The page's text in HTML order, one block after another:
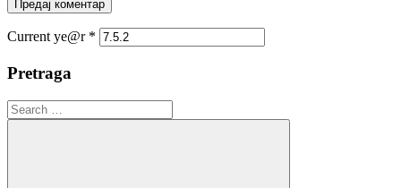
Current ye@r *
Pretraga
Search
for: